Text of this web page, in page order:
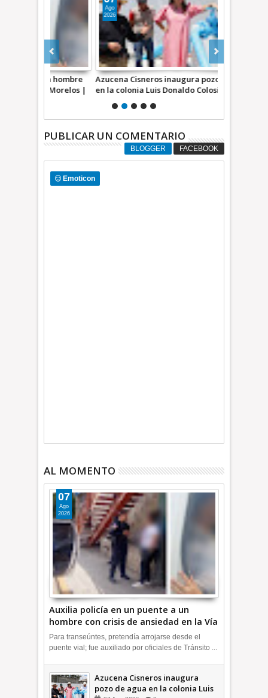
Azucena Cisneros inaugura pozo de agua
en la colonia Luis Donaldo Colosio +Video |
PUBLICAR UN COMENTARIO
BLOGGER FACEBOOK
Emoticon
AL MOMENTO
Auxilia policía en un puente a un
hombre con crisis de ansiedad en la Vía
Morelos | INFORMATIVA
07
Ago
2026
Para transeúntes, pretendía arrojarse desde el
puente vial; fue auxiliado por oficiales de Tránsito ...
Azucena Cisneros inaugura
pozo de agua en la colonia Luis